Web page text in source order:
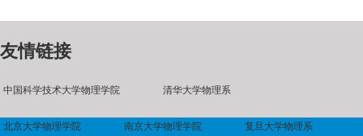
友情链接
中国科学技术大学物理学院 清华大学物理系
北京大学物理学院 南京大学物理学院 复旦大学物理系